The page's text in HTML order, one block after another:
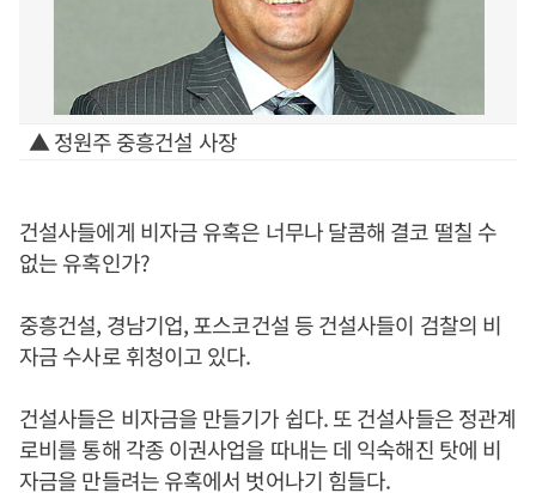
▲ 정원주 중흥건설 사장
건설사들에게 비자금 유혹은 너무나 달콤해 결코 떨칠 수
없는 유혹인가?
중흥건설, 경남기업, 포스코건설 등 건설사들이 검찰의 비
자금 수사로 휘청이고 있다.
건설사들은 비자금을 만들기가 쉽다. 또 건설사들은 정관계
로비를 통해 각종 이권사업을 따내는 데 익숙해진 탓에 비
자금을 만들려는 유혹에서 벗어나기 힘들다.